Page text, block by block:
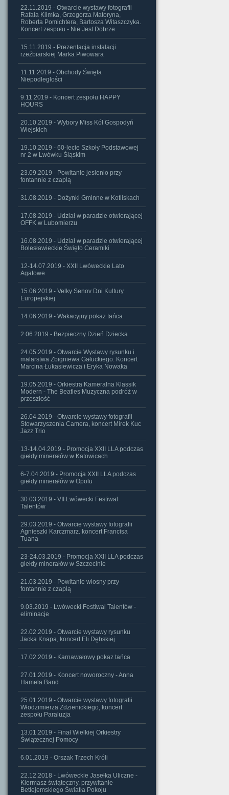
22.11.2019 - Otwarcie wystawy fotografii
Rafała Klimka, Grzegorza Matoryna,
Roberta Pomichtera, Bartosza Witaszczyka.
Koncert zespołu - Nie Jest Dobrze
15.11.2019 - Prezentacja instalacji
rzeźbiarskiej Marka Piwowara
11.11.2019 - Obchody Święta
Niepodległości
9.11.2019 - Koncert zespołu HAPPY
HOURS
20.10.2019 - Wybory Miss Kół Gospodyń
Wiejskich
19.10.2019 - 60-lecie Szkoły Podstawowej
nr 2 w Lwówku Śląskim
23.09.2019 - Powitanie jesienio przy
fontannie z czaplą
31.08.2019 - Dożynki Gminne w Kotliskach
17.08.2019 - Udział w paradzie otwierającej
OFFK w Lubomierzu
16.08.2019 - Udział w paradzie otwierającej
Bolesławieckie Święto Ceramiki
12-14.07.2019 - XXII Lwóweckie Lato
Agatowe
15.06.2019 - Velky Senov Dni Kultury
Europejskiej
14.06.2019 - Wakacyjny pokaz tańca
2.06.2019 - Bezpieczny Dzień Dziecka
24.05.2019 - Otwarcie Wystawy rysunku i
malarstwa Zbigniewa Gałuckiego. Koncert
Marcina Łukasiewicza i Eryka Nowaka
19.05.2019 - Orkiestra Kameralna Klassik
Modern - The Beatles Muzyczna podróż w
przeszłość
26.04.2019 - Otwarcie wystawy fotografii
Stowarzyszenia Camera, koncert Mirek Kuc
Jazz Trio
13-14.04.2019 - Promocja XXII LLA podczas
giełdy minerałów w Katowicach
6-7.04.2019 - Promocja XXII LLA podczas
giełdy minerałów w Opolu
30.03.2019 - VII Lwówecki Festiwal
Talentów
29.03.2019 - Otwarcie wystawy fotografii
Agnieszki Karczmarz. koncert Francisa
Tuana
23-24.03.2019 - Promocja XXII LLA podczas
giełdy minerałów w Szczecinie
21.03.2019 - Powitanie wiosny przy
fontannie z czaplą
9.03.2019 - Lwówecki Festiwal Talentów -
eliminacje
22.02.2019 - Otwarcie wystawy rysunku
Jacka Knapa, koncert Eli Dębskiej
17.02.2019 - Karnawałowy pokaz tańca
27.01.2019 - Koncert noworoczny - Anna
Hamela Band
25.01.2019 - Otwarcie wystawy fotografii
Włodzimierza Zdzienickiego, koncert
zespołu Paraluzja
13.01.2019 - Finał Wielkiej Orkiestry
Świątecznej Pomocy
6.01.2019 - Orszak Trzech Króli
22.12.2018 - Lwóweckie Jasełka Uliczne -
Kiermasz świąteczny, przywitanie
Betlejemskiego Światła Pokoju